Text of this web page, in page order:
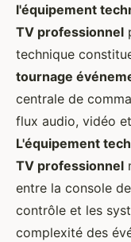
l'équipement
TV professionnel
technique
tournage
centrale de
flux audio, vidéo
L'équipement
TV professionnel
entre la console
contrôle et les
complexité des